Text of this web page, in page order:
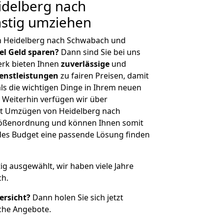
nach
umziehen
nach Schwabach und
Geld sparen? Dann sind Sie bei uns
bieten Ihnen zuverlässige und
zu fairen Preisen, damit
die wichtigen Dinge in Ihrem neuen
verfügen wir über
von Heidelberg nach
und können Ihnen somit
Budget eine passende Lösung finden
ausgewählt, wir haben viele Jahre
Dann holen Sie sich jetzt
Angebote.